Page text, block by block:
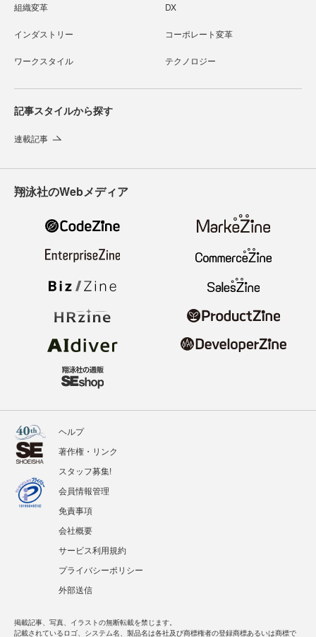
組織変革 DX
インダストリー コーポレート変革
ワークスタイル テクノロジー
記事スタイルから探す
連載記事
翔泳社のWebメディア
ヘルプ
著作権・リンク
スタッフ募集!
会員情報管理
免責事項
会社概要
サービス利用規約
プライバシーポリシー
外部送信
掲載記事、写真、イラストの無断転載を禁じます。
記載されているロゴ、システム名、製品名は各社及び商標権者の登録商標あるいは商標で